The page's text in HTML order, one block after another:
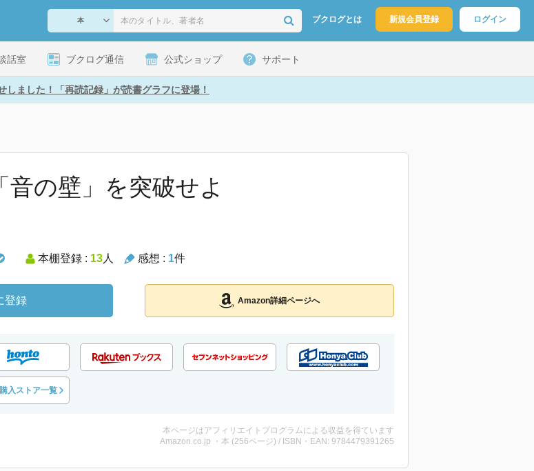
ブクログとは 新規会員登録 ログイン
話室 ブクログ通信 公式ショップ サポート
しました！「再読記録」が読書グラフに登場！
音の壁」を突破せよ
本棚登録 : 13人 感想 : 1件
登録 Amazon詳細ページへ
購入ストア一覧
本ページはアフィリエイトプログラムによる収益を得ています
Amazon.co.jp ・本 (256ページ) / ISBN・EAN: 9784479391265